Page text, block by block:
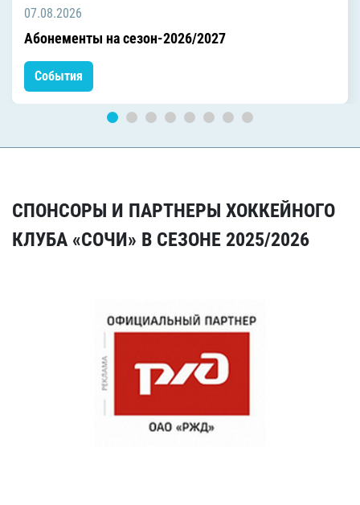
07.08.2026
Абонементы на сезон-2026/2027
События
СПОНСОРЫ И ПАРТНЕРЫ ХОККЕЙНОГО
КЛУБА «СОЧИ» В СЕЗОНЕ 2025/2026